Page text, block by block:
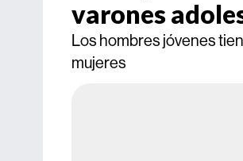
varones
Los hombres jóvenes
mujeres